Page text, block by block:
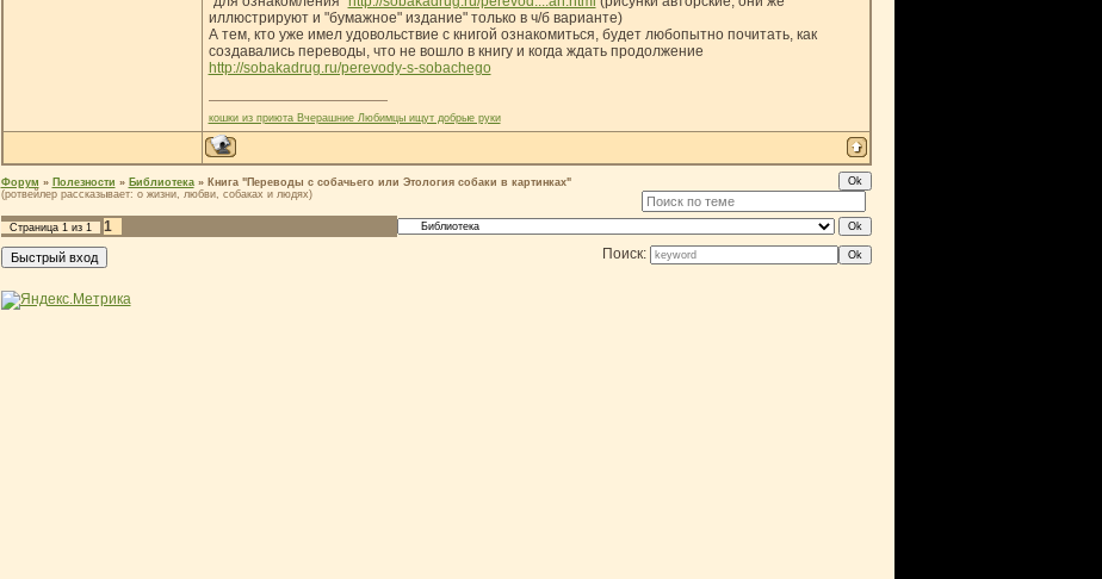
иллюстрируют и "бумажное" издание" только в ч/б варианте)
А тем, кто уже имел удовольствие с книгой ознакомиться, будет любопытно почитать, как
создавались переводы, что не вошло в книгу и когда ждать продолжение
http://sobakadrug.ru/perevody-s-sobachego
кошки из приюта Вчерашние Любимцы ищут добрые руки
Форум » Полезности » Библиотека » Книга "Переводы с собачьего или Этология собаки в картинках"
(ротвейлер рассказывает: о жизни, любви, собаках и людях)
Страница 1из 1
1
Поиск: